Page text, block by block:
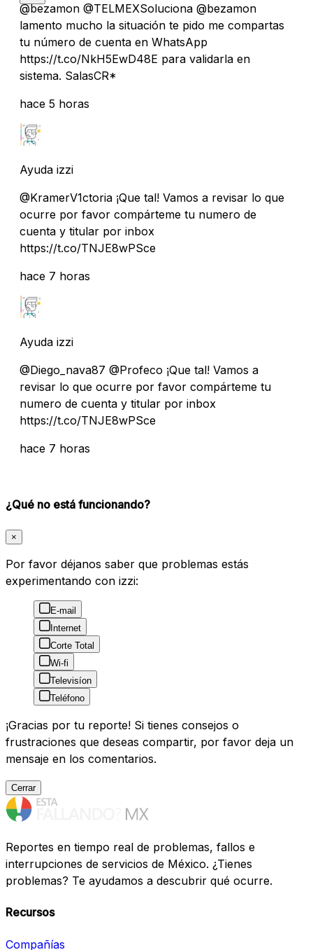
@bezamon @TELMEXSoluciona @bezamon
lamento mucho la situación te pido me compartas
tu número de cuenta en WhatsApp
https://t.co/NkH5EwD48E para validarla en
sistema. SalasCR*
hace 5 horas
Ayuda izzi
@KramerV1ctoria ¡Que tal! Vamos a revisar lo que
ocurre por favor compárteme tu numero de
cuenta y titular por inbox
https://t.co/TNJE8wPSce
hace 7 horas
Ayuda izzi
@Diego_nava87 @Profeco ¡Que tal! Vamos a
revisar lo que ocurre por favor compárteme tu
numero de cuenta y titular por inbox
https://t.co/TNJE8wPSce
hace 7 horas
¿Qué no está funcionando?
×
Por favor déjanos saber que problemas estás
experimentando con izzi:
E-mail
Internet
Corte Total
Wi-fi
Televisíon
Teléfono
¡Gracias por tu reporte! Si tienes consejos o
frustraciones que deseas compartir, por favor deja un
mensaje en los comentarios.
Cerrar
Reportes en tiempo real de problemas, fallos e
interrupciones de servicios de México. ¿Tienes
problemas? Te ayudamos a descubrir qué ocurre.
Recursos
Compañías